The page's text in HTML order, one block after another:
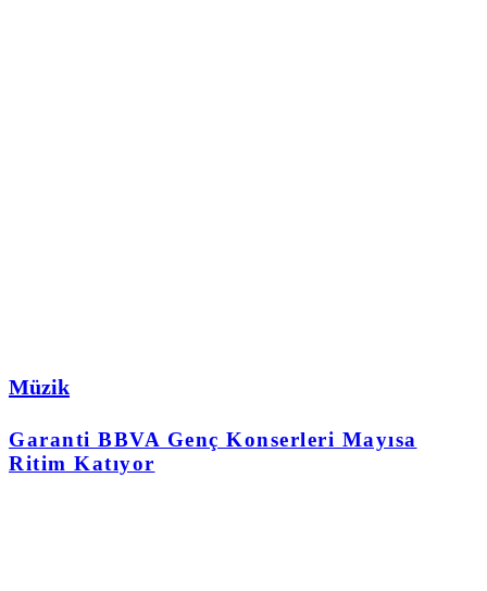
Müzik
Garanti BBVA Genç Konserleri Mayısa
Ritim Katıyor